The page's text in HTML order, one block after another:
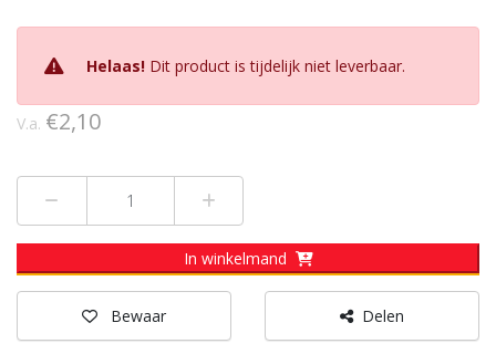
Helaas! Dit product is tijdelijk niet leverbaar.
V.a. €2,10
In winkelmand
Bewaar Delen